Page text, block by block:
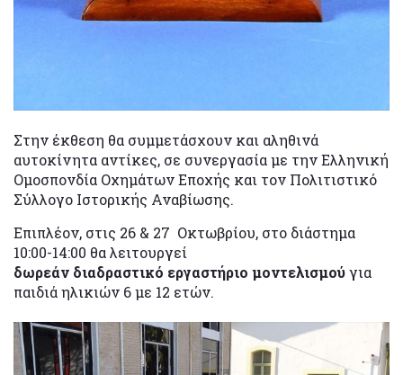
Στην έκθεση θα συμμετάσχουν και αληθινά
αυτοκίνητα αντίκες, σε συνεργασία με την Ελληνική
Ομοσπονδία Οχημάτων Εποχής και τον Πολιτιστικό
Σύλλογο Ιστορικής Αναβίωσης.
Επιπλέον, στις 26 & 27 Οκτωβρίου, στο διάστημα
10:00-14:00 θα λειτουργεί
δωρεάν διαδραστικό εργαστήριο μοντελισμούγια
παιδιά ηλικιών 6 με 12 ετών.